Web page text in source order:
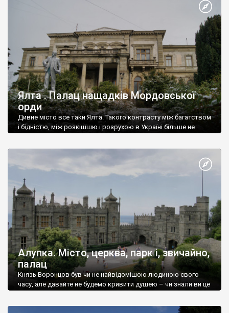
Ялта . Палац нащадків Мордовської
орди
Дивне місто все таки Ялта. Такого контрасту між багатством
і бідністю, між розкішшю і розрухою в Україні більше не
Алупка. Місто, церква, парк і, звичайно,
палац
Князь Воронцов був чи не найвідомішою людиною свого
часу, але давайте не будемо кривити душею – чи знали ви це